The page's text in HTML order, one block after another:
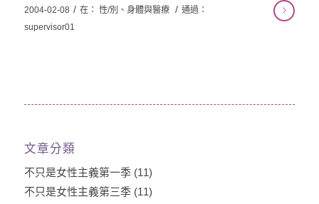
2004-02-08 / 在： 性/別、身體與醫療 / 通過：
supervisor01
文章分類
不只是女性主義第一季(11)
不只是女性主義第三季(11)